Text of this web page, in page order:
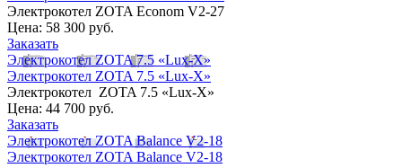
Электрокотел ZOTA Econom V2-27
Цена: 58 300 руб.
Заказать
Электрокотел ZOTA 7.5 «Lux-X»
Электрокотел ZOTA 7.5 «Lux-X»
Электрокотел ZOTA 7.5 «Lux-X»
Цена: 44 700 руб.
Заказать
Электрокотел ZOTA Balance V2-18
Электрокотел ZOTA Balance V2-18